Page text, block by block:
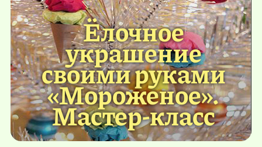
Ёлочное
украшение
своими руками
«Мороженое».
Мастер-класс